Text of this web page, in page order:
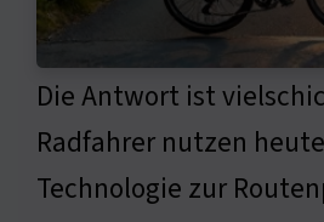
Die Antwort ist
Radfahrer nutzen
Technologie zur